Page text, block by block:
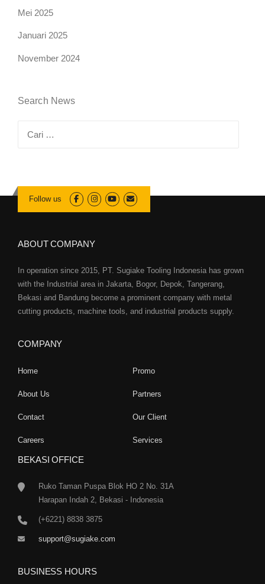
Mei 2025
Januari 2025
November 2024
Search News
Follow us
ABOUT COMPANY
In operation since 2015, PT. Sugiake Tooling Indonesia has grown
with the Industrial area in Jakarta, Bogor, Depok, Tangerang,
Bekasi and Bandung become a prominent company with metal
cutting products, machine tools, and industrial products supply.
COMPANY
Home Promo
About Us Partners
Contact Our Client
Careers Services
BEKASI OFFICE
Ruko Taman Puspa Blok HO 2 No. 31A
Harapan Indah 2, Bekasi - Indonesia
(+6221) 8838 3875
support@sugiake.com
BUSINESS HOURS